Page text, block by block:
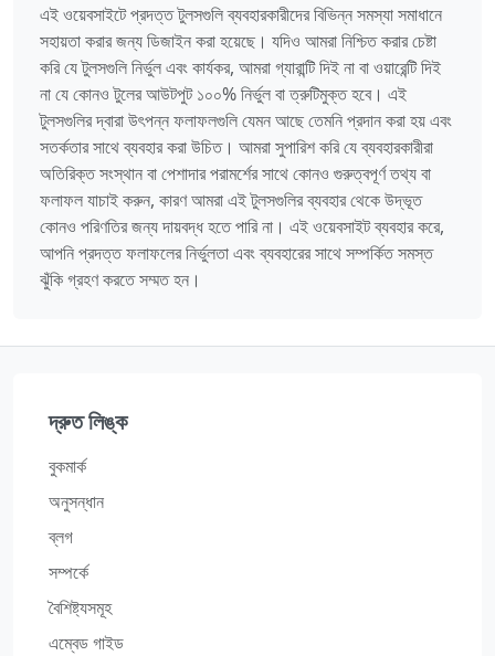
এই ওয়েবসাইটে প্রদত্ত টুলসগুলি ব্যবহারকারীদের বিভিন্ন সমস্যা সমাধানে
সহায়তা করার জন্য ডিজাইন করা হয়েছে। যদিও আমরা নিশ্চিত করার চেষ্টা
করি যে টুলসগুলি নির্ভুল এবং কার্যকর, আমরা গ্যারান্টি দিই না বা ওয়ারেন্টি দিই
না যে কোনও টুলের আউটপুট ১০০% নির্ভুল বা ত্রুটিমুক্ত হবে। এই
টুলসগুলির দ্বারা উৎপন্ন ফলাফলগুলি যেমন আছে তেমনি প্রদান করা হয় এবং
সতর্কতার সাথে ব্যবহার করা উচিত। আমরা সুপারিশ করি যে ব্যবহারকারীরা
অতিরিক্ত সংস্থান বা পেশাদার পরামর্শের সাথে কোনও গুরুত্বপূর্ণ তথ্য বা
ফলাফল যাচাই করুন, কারণ আমরা এই টুলসগুলির ব্যবহার থেকে উদ্ভূত
কোনও পরিণতির জন্য দায়বদ্ধ হতে পারি না। এই ওয়েবসাইট ব্যবহার করে,
আপনি প্রদত্ত ফলাফলের নির্ভুলতা এবং ব্যবহারের সাথে সম্পর্কিত সমস্ত
ঝুঁকি গ্রহণ করতে সম্মত হন।
দ্রুত লিঙ্ক
বুকমার্ক
অনুসন্ধান
ব্লগ
সম্পর্কে
বৈশিষ্ট্যসমূহ
এম্বেড গাইড